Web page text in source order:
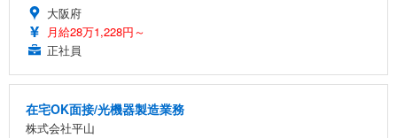
大阪府
月給28万1,228円～
正社員
在宅OK面接/光機器製造業務
株式会社平山